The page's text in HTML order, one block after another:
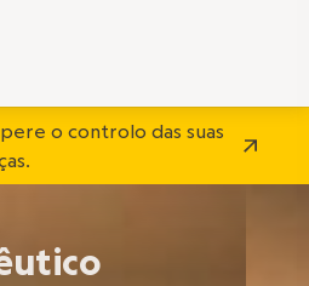
o controlo das suas